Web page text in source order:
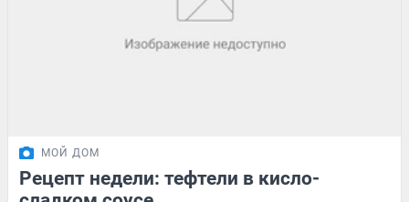
МОЙ ДОМ
Рецепт недели: тефтели в кисло-